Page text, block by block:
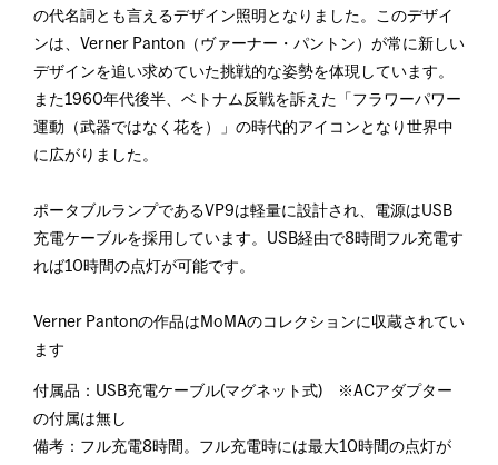
の代名詞とも言えるデザイン照明となりました。このデザイ
ンは、Verner Panton（ヴァーナー・パントン）が常に新しい
デザインを追い求めていた挑戦的な姿勢を体現しています。
また1960年代後半、ベトナム反戦を訴えた「フラワーパワー
運動（武器ではなく花を）」の時代的アイコンとなり世界中
に広がりました。
ポータブルランプであるVP9は軽量に設計され、電源はUSB
充電ケーブルを採用しています。USB経由で8時間フル充電す
れば10時間の点灯が可能です。
Verner Pantonの作品はMoMAのコレクションに収蔵されてい
ます
付属品：USB充電ケーブル(マグネット式) ※ACアダプター
の付属は無し
備考：フル充電8時間。フル充電時には最大10時間の点灯が